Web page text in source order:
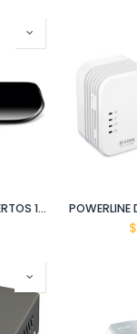
SWITCH TP-LINK 8 PUERTOS 1000MBPS TL-SG1008D
$